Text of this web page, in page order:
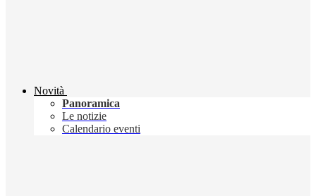
Novità
Panoramica
Le notizie
Calendario eventi